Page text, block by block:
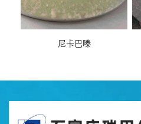
尼卡巴嗪